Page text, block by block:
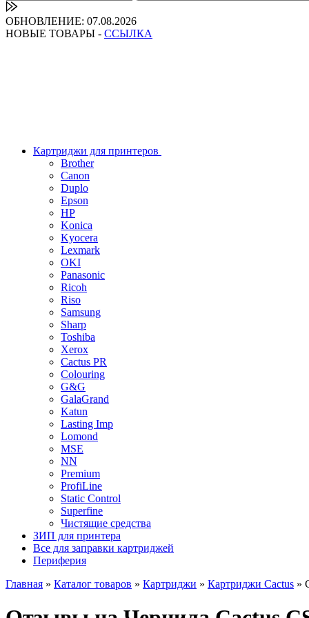
ОБНОВЛЕНИЕ: 07.08.2026
НОВЫЕ ТОВАРЫ - ССЫЛКА
Картриджи для принтеров
Brother
Canon
Duplo
Epson
HP
Konica
Kyocera
Lexmark
OKI
Panasonic
Ricoh
Riso
Samsung
Sharp
Toshiba
Xerox
Cactus PR
Colouring
G&G
GalaGrand
Katun
Lasting Imp
Lomond
MSE
NN
Premium
ProfiLine
Static Control
Superfine
Чистящие средства
ЗИП для принтера
Все для заправки картриджей
Периферия
Главная » Каталог товаров » Картриджи » Картриджи Cactus »